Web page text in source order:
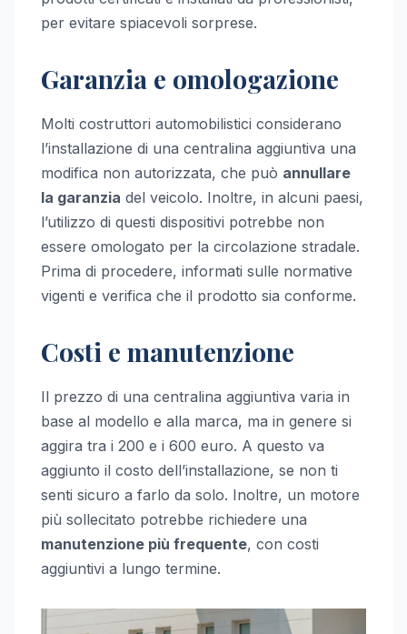
per evitare spiacevoli sorprese.
Garanzia e omologazione
Molti costruttori automobilistici considerano
l’installazione di una centralina aggiuntiva una
modifica non autorizzata, che può annullare
la garanzia del veicolo. Inoltre, in alcuni paesi,
l’utilizzo di questi dispositivi potrebbe non
essere omologato per la circolazione stradale.
Prima di procedere, informati sulle normative
vigenti e verifica che il prodotto sia conforme.
Costi e manutenzione
Il prezzo di una centralina aggiuntiva varia in
base al modello e alla marca, ma in genere si
aggira tra i 200 e i 600 euro. A questo va
aggiunto il costo dell’installazione, se non ti
senti sicuro a farlo da solo. Inoltre, un motore
più sollecitato potrebbe richiedere una
manutenzione più frequente, con costi
aggiuntivi a lungo termine.